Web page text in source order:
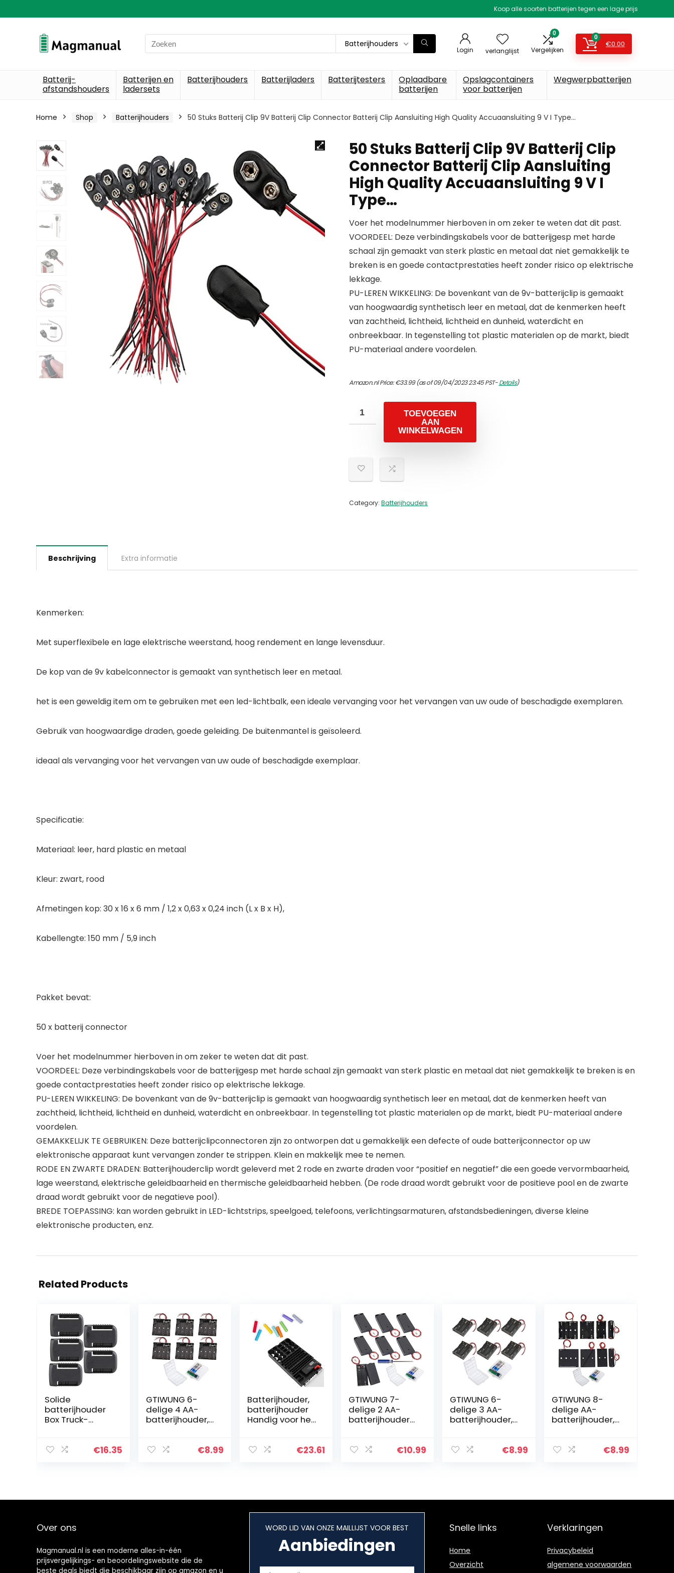
Koop alle soorten batterijen tegen een lage prijs
Search
for:
Batterijhouders
Login verlanglijst
0
Vergelijken
0
€0.00
Batterij-
afstandshouders
Batterijen en
ladersets
Batterijhouders Batterijladers Batterijtesters
Oplaadbare
batterijen
Opslagcontainers
voor batterijen
Wegwerpbatterijen
Home Shop Batterijhouders 50 Stuks Batterij Clip 9V Batterij Clip Connector Batterij Clip Aansluiting High Quality Accuaansluiting 9 V I Type…
50 Stuks Batterij Clip 9V Batterij Clip
Connector Batterij Clip Aansluiting
High Quality Accuaansluiting 9 V I
Type…
Voer het modelnummer hierboven in om zeker te weten dat dit past.
VOORDEEL: Deze verbindingskabels voor de batterijgesp met harde
schaal zijn gemaakt van sterk plastic en metaal dat niet gemakkelijk te
breken is en goede contactprestaties heeft zonder risico op elektrische
lekkage.
PU-LEREN WIKKELING: De bovenkant van de 9v-batterijclip is gemaakt
van hoogwaardig synthetisch leer en metaal, dat de kenmerken heeft
van zachtheid, lichtheid, lichtheid en dunheid, waterdicht en
onbreekbaar. In tegenstelling tot plastic materialen op de markt, biedt
PU-materiaal andere voordelen.
Amazon.nl Price:€33.99(as of 09/04/2023 23:45 PST-Details)
TOEVOEGEN
AAN
WINKELWAGEN
Category: Batterijhouders
Beschrijving Extra informatie
Kenmerken:
Met superflexibele en lage elektrische weerstand, hoog rendement en lange levensduur.
De kop van de 9v kabelconnector is gemaakt van synthetisch leer en metaal.
het is een geweldig item om te gebruiken met een led-lichtbalk, een ideale vervanging voor het vervangen van uw oude of beschadigde exemplaren.
Gebruik van hoogwaardige draden, goede geleiding. De buitenmantel is geïsoleerd.
ideaal als vervanging voor het vervangen van uw oude of beschadigde exemplaar.
Specificatie:
Materiaal: leer, hard plastic en metaal
Kleur: zwart, rood
Afmetingen kop: 30 x 16 x 6 mm / 1,2 x 0,63 x 0,24 inch (L x B x H),
Kabellengte: 150 mm / 5,9 inch
Pakket bevat:
50 x batterij connector
Voer het modelnummer hierboven in om zeker te weten dat dit past.
VOORDEEL: Deze verbindingskabels voor de batterijgesp met harde schaal zijn gemaakt van sterk plastic en metaal dat niet gemakkelijk te breken is en
goede contactprestaties heeft zonder risico op elektrische lekkage.
PU-LEREN WIKKELING: De bovenkant van de 9v-batterijclip is gemaakt van hoogwaardig synthetisch leer en metaal, dat de kenmerken heeft van
zachtheid, lichtheid, lichtheid en dunheid, waterdicht en onbreekbaar. In tegenstelling tot plastic materialen op de markt, biedt PU-materiaal andere
voordelen.
GEMAKKELIJK TE GEBRUIKEN: Deze batterijclipconnectoren zijn zo ontworpen dat u gemakkelijk een defecte of oude batterijconnector op uw
elektronische apparaat kunt vervangen zonder te strippen. Klein en makkelijk mee te nemen.
RODE EN ZWARTE DRADEN: Batterijhouderclip wordt geleverd met 2 rode en zwarte draden voor “positief en negatief” die een goede vervormbaarheid,
lage weerstand, elektrische geleidbaarheid en thermische geleidbaarheid hebben. (De rode draad wordt gebruikt voor de positieve pool en de zwarte
draad wordt gebruikt voor de negatieve pool).
BREDE TOEPASSING: kan worden gebruikt in LED-lichtstrips, speelgoed, telefoons, verlichtingsarmaturen, afstandsbedieningen, diverse kleine
elektronische producten, enz.
Related Products
Solide
batterijhouder
Box Truck-
€16.35
GTIWUNG 6-
delige 4 AA-
batterijhouder,
draad, zwarte
€8.99
Batterijhouder,
batterijhouder
Handig voor het
€23.61
GTIWUNG 7-
delige 2 AA-
batterijhouder
batterijhouder,
€10.99
GTIWUNG 6-
delige 3 AA-
batterijhouder,
draad, zwarte
€8.99
GTIWUNG 8-
delige AA-
batterijhouder,
draad, zwarte
€8.99
Over ons
Magmanual.nl is een moderne alles-in-één
prijsvergelijkings- en beoordelingswebsite die de
beste deals biedt die beschikbaar zijn op amazon en u
WORD LID VAN ONZE MAILLIJST VOOR BEST
Aanbiedingen
Snelle links
Home
Overzicht
Verklaringen
Privacybeleid
algemene voorwaarden